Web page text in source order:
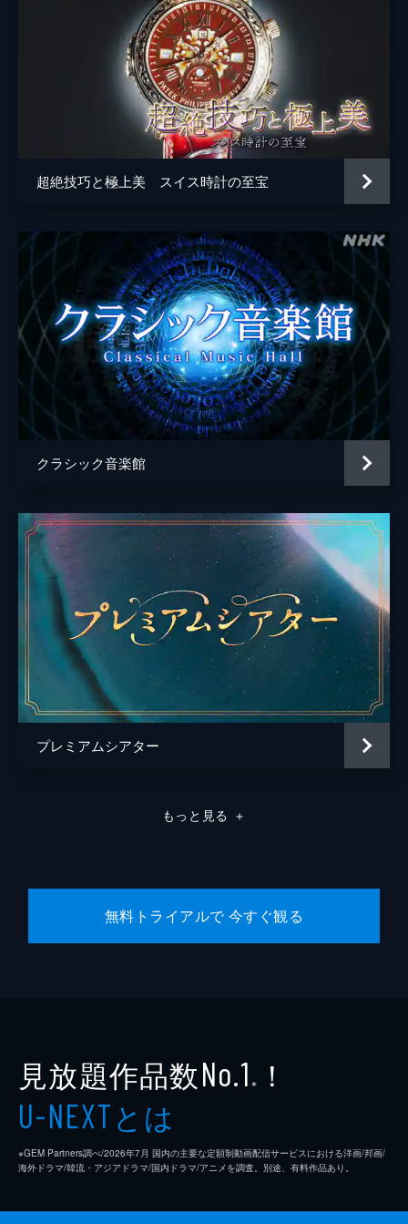
超絶技巧と極上美 スイス時計の至宝
クラシック音楽館
プレミアムシアター
もっと見る ＋
無料トライアルで 今すぐ観る
見放題作品数No.1 ※ ！
U-NEXTとは
※GEM Partners調べ/2026年7⽉ 国内の主要な定額制動画配信サービスにおける洋画/邦画/
海外ドラマ/韓流・アジアドラマ/国内ドラマ/アニメを調査。別途、有料作品あり。